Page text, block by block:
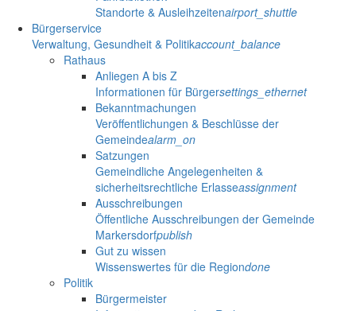
Standorte & Ausleihzeitenairport_shuttle
Bürgerservice
Verwaltung, Gesundheit & Politikaccount_balance
Rathaus
Anliegen A bis Z
Informationen für Bürgersettings_ethernet
Bekanntmachungen
Veröffentlichungen & Beschlüsse der
Gemeindealarm_on
Satzungen
Gemeindliche Angelegenheiten &
sicherheitsrechtliche Erlasseassignment
Ausschreibungen
Öffentliche Ausschreibungen der Gemeinde
Markersdorfpublish
Gut zu wissen
Wissenswertes für die Regiondone
Politik
Bürgermeister